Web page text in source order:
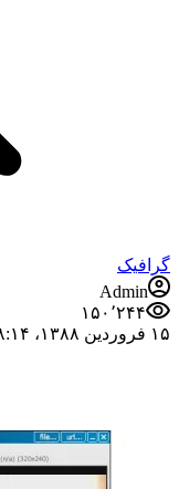
گرافیک
Admin
۱۵۰٬۲۴۴
۱۵ فروردین ۱۳۸۸،‏ ۸:۱۴